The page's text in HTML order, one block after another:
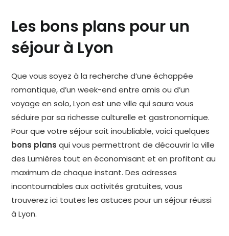
Les bons plans pour un
séjour à Lyon
Que vous soyez à la recherche d’une échappée
romantique, d’un week-end entre amis ou d’un
voyage en solo, Lyon est une ville qui saura vous
séduire par sa richesse culturelle et gastronomique.
Pour que votre séjour soit inoubliable, voici quelques
bons plans qui vous permettront de découvrir la ville
des Lumières tout en économisant et en profitant au
maximum de chaque instant. Des adresses
incontournables aux activités gratuites, vous
trouverez ici toutes les astuces pour un séjour réussi
à Lyon.